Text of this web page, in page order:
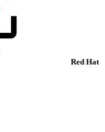
Red Hat